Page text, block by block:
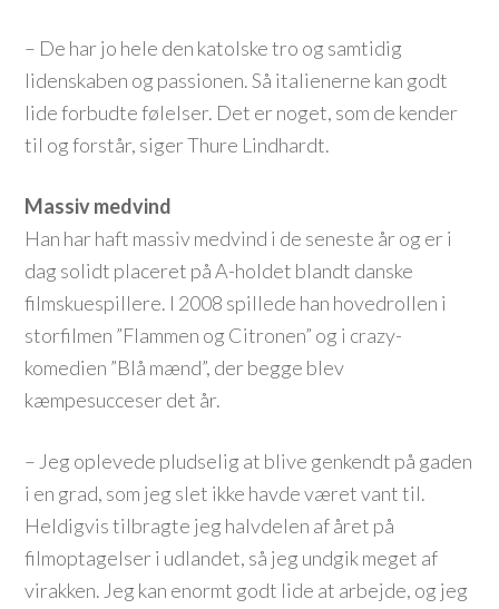
– De har jo hele den katolske tro og samtidig
lidenskaben og passionen. Så italienerne kan godt
lide forbudte følelser. Det er noget, som de kender
til og forstår, siger Thure Lindhardt.
Massiv medvind
Han har haft massiv medvind i de seneste år og er i
dag solidt placeret på A-holdet blandt danske
filmskuespillere. I 2008 spillede han hovedrollen i
storfilmen ”Flammen og Citronen” og i crazy-
komedien ”Blå mænd”, der begge blev
kæmpesucceser det år.
– Jeg oplevede pludselig at blive genkendt på gaden
i en grad, som jeg slet ikke havde været vant til.
Heldigvis tilbragte jeg halvdelen af året på
filmoptagelser i udlandet, så jeg undgik meget af
virakken. Jeg kan enormt godt lide at arbejde, og jeg